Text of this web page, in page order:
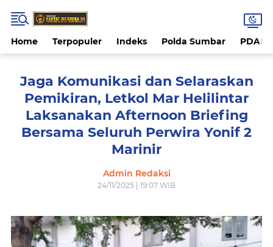
Home Terpopuler Indeks Polda Sumbar PDAM
Jaga Komunikasi dan Selaraskan
Pemikiran, Letkol Mar Helilintar
Laksanakan Afternoon Briefing
Bersama Seluruh Perwira Yonif 2
Marinir
Admin Redaksi
24/11/2025 | 19:07 WIB